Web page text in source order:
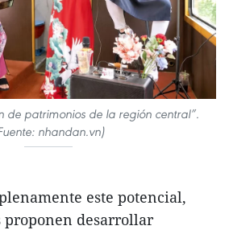
de patrimonios de la región central”.
nhandan.vn)
este potencial,
proponen desarrollar